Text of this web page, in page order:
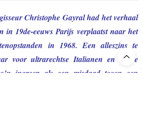
Christophe Gayral had het verhaal
in 19de-eeuws Parijs verplaatst naar het
in 1968. Een alleszins te
voor ultrarechtse Italianen en starre
ingreep als een misdaad tegen een